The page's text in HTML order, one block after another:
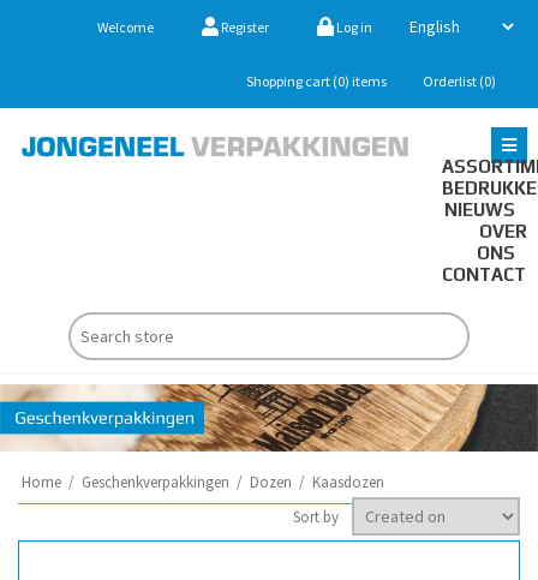
Welcome Register Log in
Shopping cart (0) items Orderlist (0)
NIEUWS
OVER
ONS
CONTACT
Home / Geschenkverpakkingen / Dozen / Kaasdozen
Sort by